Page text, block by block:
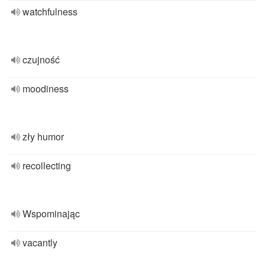
watchfulness
czujność
moodiness
zły humor
recollecting
Wspominając
vacantly